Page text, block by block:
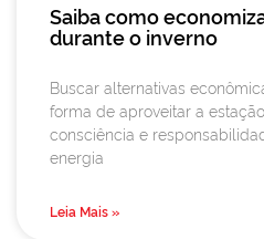
Saiba como
durante o inverno
Buscar alternativas
forma de aproveitar a
consciência e
energia
Leia Mais »